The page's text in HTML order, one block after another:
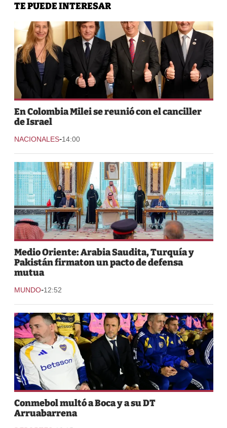
TE PUEDE INTERESAR
En Colombia Milei se reunió con el canciller
de Israel
NACIONALES-14:00
Medio Oriente: Arabia Saudita, Turquía y
Pakistán firmaton un pacto de defensa
mutua
MUNDO-12:52
Conmebol multó a Boca y a su DT
Arruabarrena